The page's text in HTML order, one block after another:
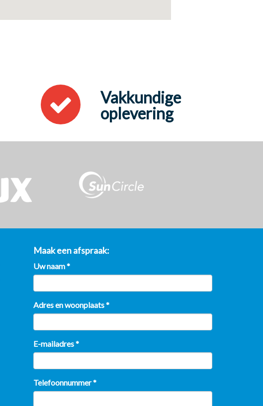
Vakkundige
oplevering
Maak een afspraak
Uw naam*
Adres en woonplaats*
E-mailadres*
Telefoonnummer*